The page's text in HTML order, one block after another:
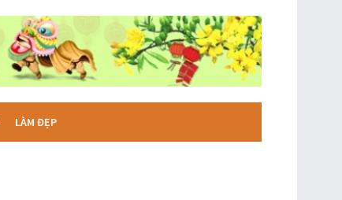
LÀM ĐẸP